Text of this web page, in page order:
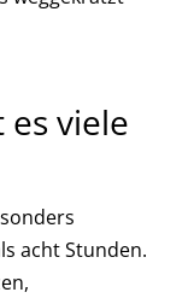
es viele
acht Stunden.